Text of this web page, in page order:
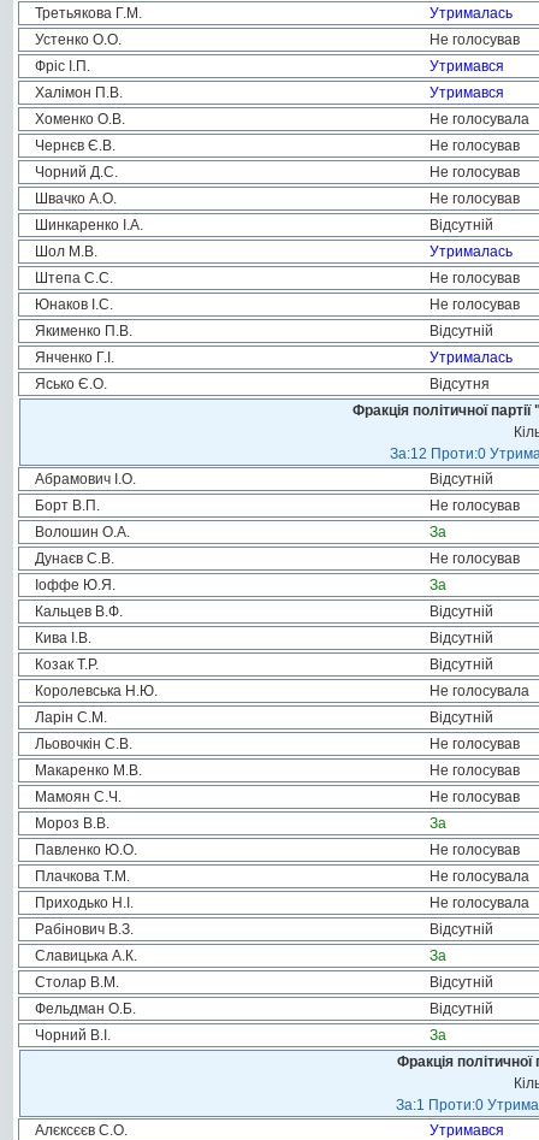
Третьякова Г.М.
Утрималась
Устенко О.О.
Не голосував
Фріс І.П.
Утримався
Халімон П.В.
Утримався
Хоменко О.В.
Не голосувала
Чернєв Є.В.
Не голосував
Чорний Д.С.
Не голосував
Швачко А.О.
Не голосував
Шинкаренко І.А.
Відсутній
Шол М.В.
Утрималась
Штепа С.С.
Не голосував
Юнаков І.С.
Не голосував
Якименко П.В.
Відсутній
Янченко Г.І.
Утрималась
Ясько Є.О.
Відсутня
Фракція політичної
За:12 Проти:0
Абрамович І.О.
Відсутній
Борт В.П.
Не голосував
Волошин О.А.
За
Дунаєв С.В.
Не голосував
Іоффе Ю.Я.
За
Кальцев В.Ф.
Відсутній
Кива І.В.
Відсутній
Козак Т.Р.
Відсутній
Королевська Н.Ю.
Не голосувала
Ларін С.М.
Відсутній
Льовочкін С.В.
Не голосував
Макаренко М.В.
Не голосував
Мамоян С.Ч.
Не голосував
Мороз В.В.
За
Павленко Ю.О.
Не голосував
Плачкова Т.М.
Не голосувала
Приходько Н.І.
Не голосувала
Рабінович В.З.
Відсутній
Славицька А.К.
За
Столар В.М.
Відсутній
Фельдман О.Б.
Відсутній
Чорний В.І.
За
Фракція
За:1 Проти:0
Алєксєєв С.О.
Утримався